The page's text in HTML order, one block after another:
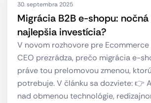
30. septembra 2025
Migrácia B2B e-shopu:
najlepšia investícia?
V novom rozhovore pre Ecommerce
CEO prezrádza, prečo migrácia e-
práve tou prelomovou zmenou,
potrebuje. V článku sa dozviete: 👉
nad obmenou technológie,